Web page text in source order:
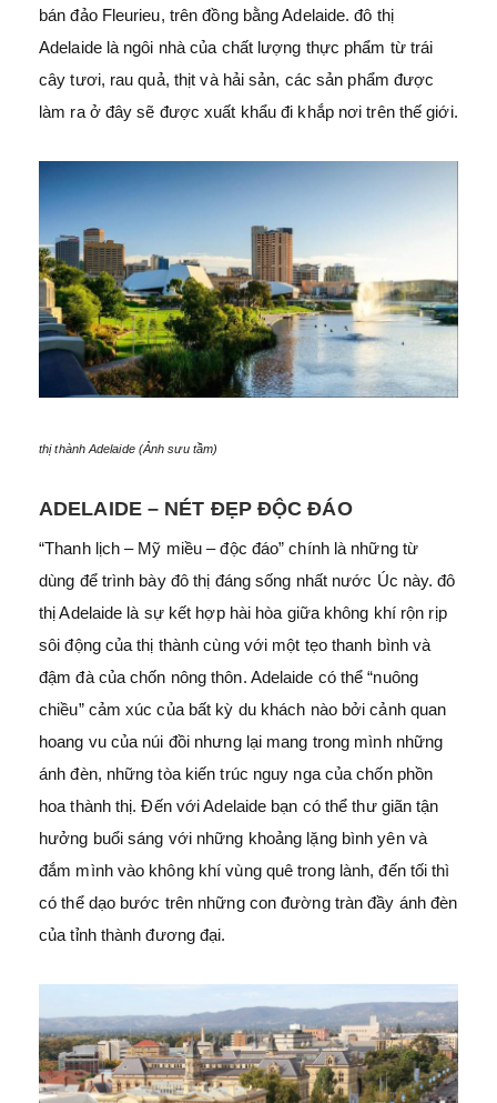
bán đảo Fleurieu, trên đồng bằng Adelaide. đô thị
Adelaide là ngôi nhà của chất lượng thực phẩm từ trái
cây tươi, rau quả, thịt và hải sản, các sản phẩm được
làm ra ở đây sẽ được xuất khẩu đi khắp nơi trên thế giới.
thị thành Adelaide (Ảnh sưu tầm)
ADELAIDE – NÉT ĐẸP ĐỘC ĐÁO
“Thanh lịch – Mỹ miều – độc đáo” chính là những từ
dùng để trình bày đô thị đáng sống nhất nước Úc này. đô
thị Adelaide là sự kết hợp hài hòa giữa không khí rộn rịp
sôi động của thị thành cùng với một tẹo thanh bình và
đậm đà của chốn nông thôn. Adelaide có thể “nuông
chiều” cảm xúc của bất kỳ du khách nào bởi cảnh quan
hoang vu của núi đồi nhưng lại mang trong mình những
ánh đèn, những tòa kiến trúc nguy nga của chốn phồn
hoa thành thị. Đến với Adelaide bạn có thể thư giãn tận
hưởng buổi sáng với những khoảng lặng bình yên và
đắm mình vào không khí vùng quê trong lành, đến tối thì
có thể dạo bước trên những con đường tràn đầy ánh đèn
của tỉnh thành đương đại.